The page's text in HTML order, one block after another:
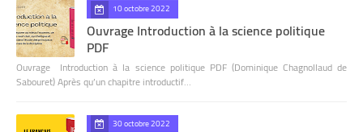
10 octobre 2022
Ouvrage Introduction à la science politique
PDF
Ouvrage Introduction à la science politique PDF (Dominique Chagnollaud de
Sabouret) Après qu’un chapitre introductif…
30 octobre 2022